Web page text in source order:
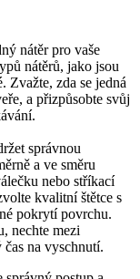
nátěr pro vaše
nátěrů, jako jsou
Zvažte, zda se jedná
a přizpůsobte svůj
správnou
a ve směru
nebo stříkací
kvalitní štětce s
pokrytí povrchu.
nechte mezi
na vyschnutí.